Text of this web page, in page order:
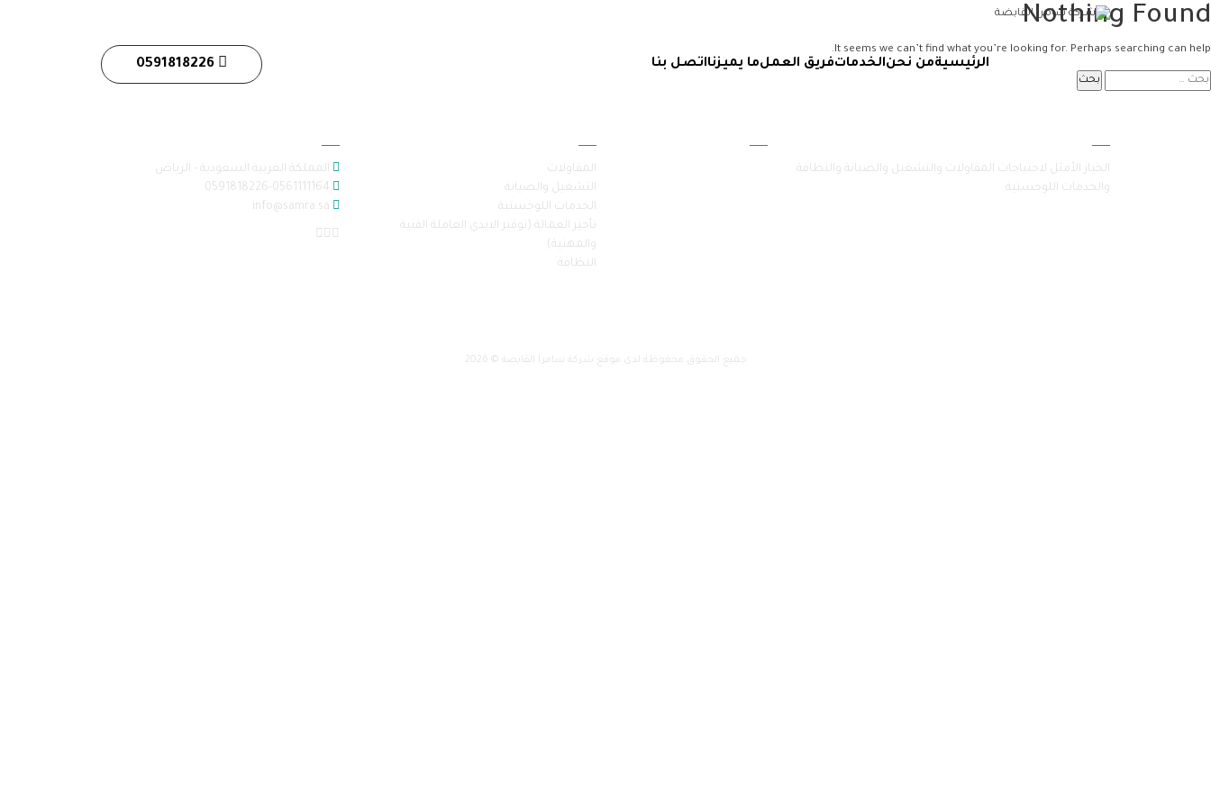
الرئيسيةمن نحنالخدماتفريق العملما يميزنااتصل بنا 0591818226
Nothing Found
It seems we can’t find what you’re looking for. Perhaps searching can help.
الخيار الأمثل لاحتياجات المقاولات والتشغيل والصيانة والنظافة
والخدمات اللوجستية
المقاولات
التشغيل والصيانة
الخدمات اللوجستية
تأجير العمالة (توفير الايدي العاملة الفنية
والمهنية)
النظافة
المملكة العربية السعودية - الرياض
info@samra.sa
جميع الحقوق محفوظة لدى موقع شركة سامرا القابضة © 2026